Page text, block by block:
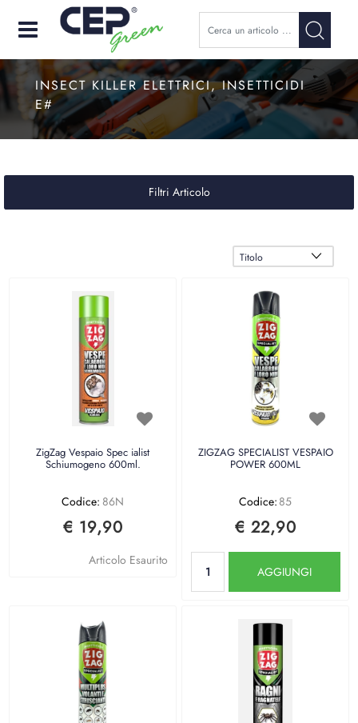
Open
INSECT KILLER ELETTRICI, INSETTICIDI
E#
Filtri Articolo
ZigZag Vespaio Spec ialist
Schiumogeno 600ml.
Codice: 86N
€ 19,90
Articolo Esaurito
ZIGZAG SPECIALIST VESPAIO
POWER 600ML
Codice: 85
€ 22,90
AGGIUNGI